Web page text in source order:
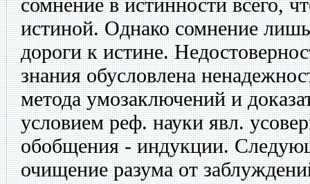
сомнение в истинности всего,
истиной. Однако сомнение
дороги к истине.
знания обусловлена
метода умозаключений и
условием реф. науки явл.
обобщения - индукции.
очищение разума от